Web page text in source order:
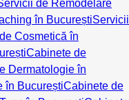
de Remodelare
în BucureștiServicii
Cosmetică în
Cabinete de
Dermatologie în
în BucureștiCabinete de